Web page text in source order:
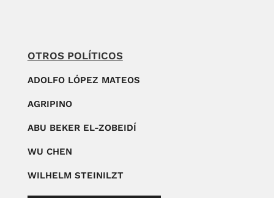
OTROS POLÍTICOS
ADOLFO LÓPEZ MATEOS
AGRIPINO
ABU BEKER EL-ZOBEIDÍ
WU CHEN
WILHELM STEINILZT